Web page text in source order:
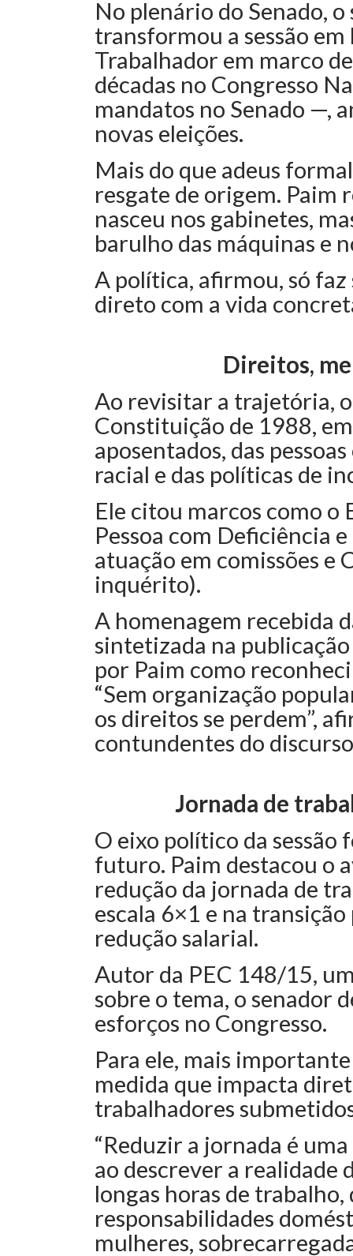
No plenário do Senado,
transformou a sessão
Trabalhador em marco
décadas no Congresso
mandatos no Senado —,
novas eleições.
Mais do que adeus
resgate de origem. Paim
nasceu nos gabinetes,
barulho das máquinas e
A política, afirmou, só
direto com a vida
Direitos,
Ao revisitar a trajetória,
Constituição de 1988,
aposentados, das
racial e das políticas de
Ele citou marcos como o
Pessoa com Deficiência
atuação em comissões e
inquérito).
A homenagem recebida
sintetizada na
por Paim como
“Sem organização
os direitos se perdem”,
contundentes do
Jornada de
O eixo político da sessão
futuro. Paim destacou o
redução da jornada de
escala 6×1 e na
redução salarial.
Autor da PEC 148/15,
sobre o tema, o senador
esforços no Congresso.
Para ele, mais
medida que impacta
trabalhadores
“Reduzir a jornada é
ao descrever a
longas horas de
responsabilidades
mulheres,